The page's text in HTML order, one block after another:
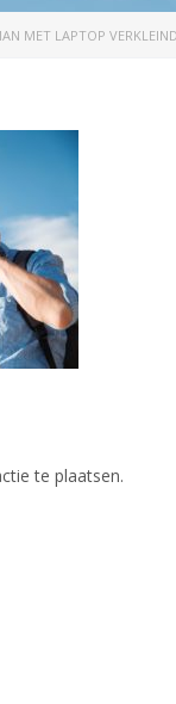
MET LAPTOP VERKLEIND
te plaatsen.